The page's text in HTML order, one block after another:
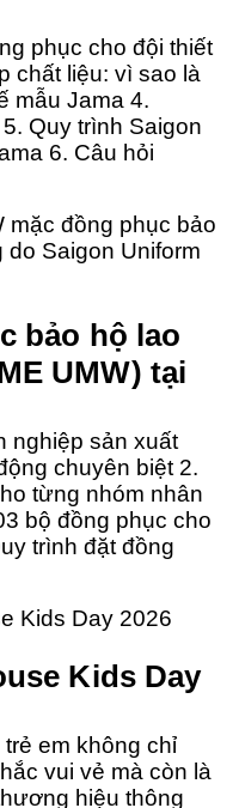
phục cho đội thiết
chất liệu: vì sao là
mẫu Jama 4.
Quy trình Saigon
6. Câu hỏi
bảo hộ lao
UMW) tại
nghiệp sản xuất
chuyên biệt 2.
từng nhóm nhân
bộ đồng phục cho
trình đặt đồng
Kids Day
em không chỉ
vui vẻ mà còn là
hiệu thông